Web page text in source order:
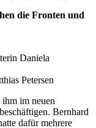
die Fronten und
Daniela
Petersen
im neuen
Bernhard
dafür mehrere